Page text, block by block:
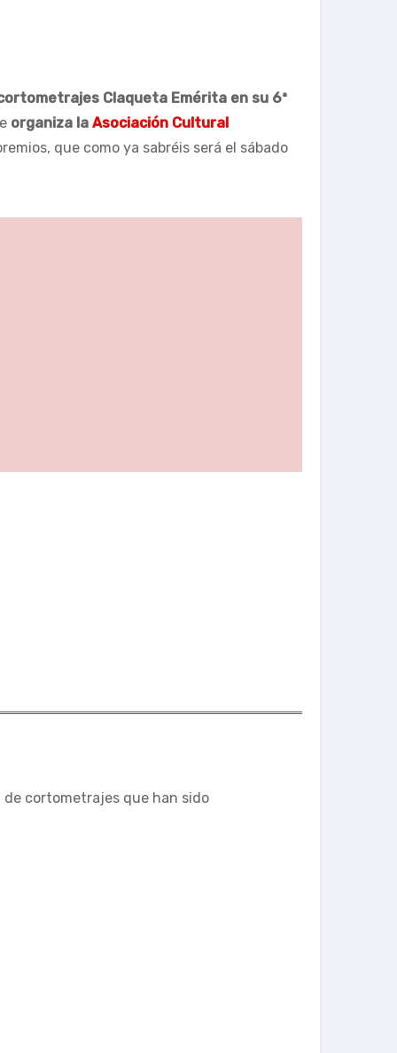
Claqueta Emérita en su 6ª
organiza la Asociación Cultural
que como ya sabréis será el sábado
cortometrajes que han sido